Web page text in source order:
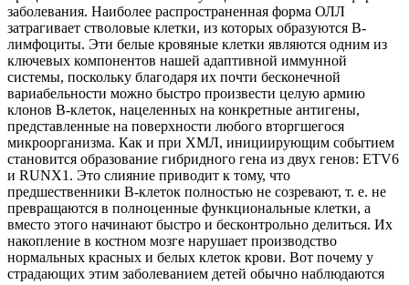
заболевания. Наиболее распространенная форма ОЛЛ
затрагивает стволовые клетки, из которых образуются В-
лимфоциты. Эти белые кровяные клетки являются одним из
ключевых компонентов нашей адаптивной иммунной
системы, поскольку благодаря их почти бесконечной
вариабельности можно быстро произвести целую армию
клонов В-клеток, нацеленных на конкретные антигены,
представленные на поверхности любого вторгшегося
микроорганизма. Как и при ХМЛ, инициирующим событием
становится образование гибридного гена из двух генов: ETV6
и RUNX1. Это слияние приводит к тому, что
предшественники В-клеток полностью не созревают, т. е. не
превращаются в полноценные функциональные клетки, а
вместо этого начинают быстро и бесконтрольно делиться. Их
накопление в костном мозге нарушает производство
нормальных красных и белых клеток крови. Вот почему у
страдающих этим заболеванием детей обычно наблюдаются